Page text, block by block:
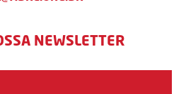
NEWSLETTER